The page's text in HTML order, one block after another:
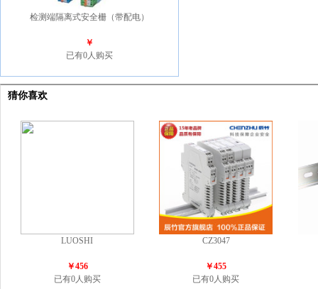
检测端隔离式安全栅（带配电）
￥
已有0人购买
猜你喜欢
LUOSHI
￥456
已有0人购买
CZ3047
￥455
已有0人购买